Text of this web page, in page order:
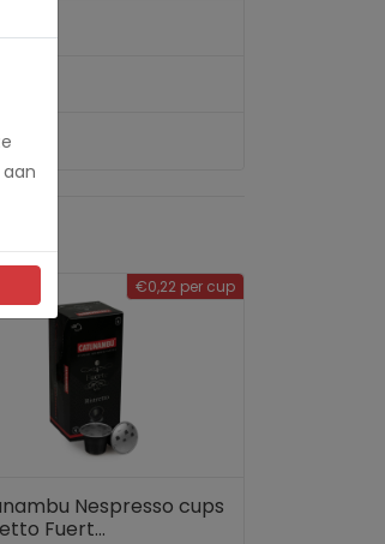
€0,22 per cup
Nespresso cups
Fuert...